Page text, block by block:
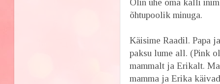
Olin ühe oma kalli
õhtupoolik minuga.
Käisime Raadil. Papa
paksu lume all. (Pink
mammalt ja Erikalt.
mamma ja Erika